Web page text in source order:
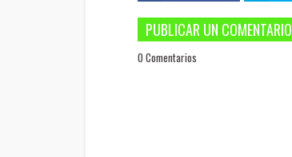
PUBLICAR UN COMENTARIO
0 Comentarios